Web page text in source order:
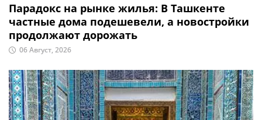
Парадокс на рынке жилья: В Ташкенте
частные дома подешевели, а новостройки
продолжают дорожать
06 Август, 2026